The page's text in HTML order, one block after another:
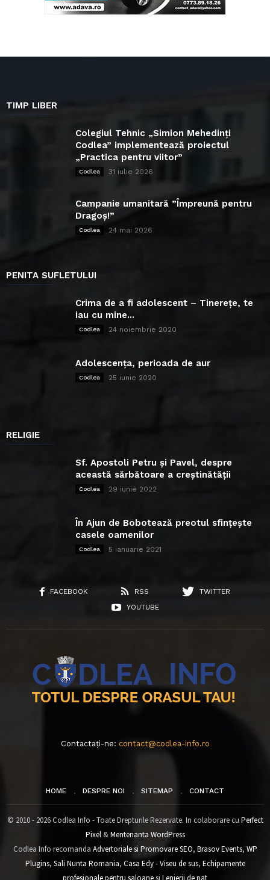
TIMP LIBER
Colegiul Tehnic „Simion Mehedinți
Codlea” implementează proiectul
„Practica pentru viitor”
Codlea 31 iulie 2026
Campanie umanitară ”Împreună pentru
Dragoș!”
Codlea 24 mai 2026
PENITA SUFLETULUI
Crima de a fi adolescent – Tinerețe, te
iau cu mine...
Codlea 24 noiembrie 2020
Adolescența, perioada de aur
Codlea 25 iunie 2020
RELIGIE
Sf. Apostoli Petru și Pavel, despre
această sărbătoare a creștinătății
Codlea 29 iunie 2022
În Ajun de Bobotează preotul sfințește
casele oamenilor
Codlea 5 ianuarie 2021
FACEBOOK RSS
TWITTER
YOUTUBE
Contactați-ne: contact@codlea-info.ro
HOME DESPRE NOI SITEMAP CONTACT
© 2010 - 2026 Codlea Info - Toate Drepturile Rezervate. In colaborare cu Perfect
Pixel&Mentenanta WordPress
Codlea Info recomanda Advertoriale si Promovare SEO, Brasov Events, WP
Plugins, Sali Nunta Romania, Casa Edy - Viseu de sus, Echipamente